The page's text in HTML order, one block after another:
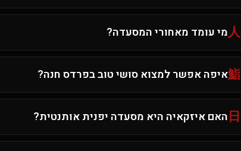
人מי עומד מאחורי המסעדה?
鮨איפה אפשר למצוא סושי טוב בפרדס חנה?
日האם איזקאיה היא מסעדה יפנית אותנטית?